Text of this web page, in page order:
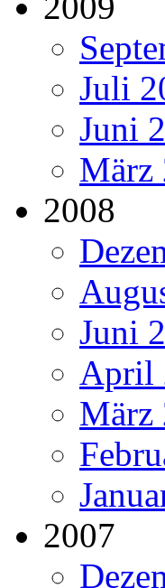
Juli
Juni
März
2008
Juni
April
März
2007